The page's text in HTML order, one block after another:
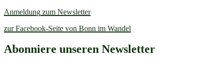
Anmeldung zum Newsletter
zur Facebook-Seite von Bonn im Wandel
Abonniere unseren Newsletter